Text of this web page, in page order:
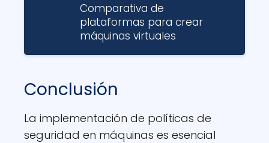
Comparativa de
plataformas para crear
máquinas virtuales
Conclusión
La implementación de políticas de
seguridad en máquinas es esencial